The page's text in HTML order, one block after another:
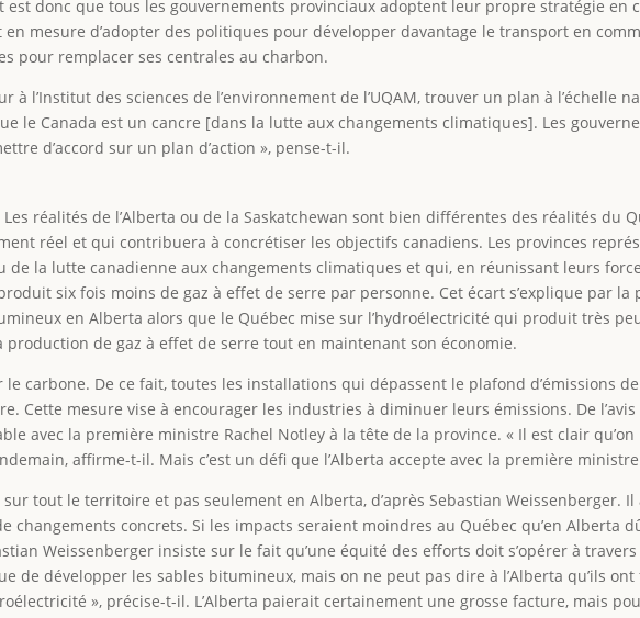
est donc que tous les gouvernements provinciaux adoptent leur propre stratégie en
mesure d’adopter des politiques pour développer davantage le transport en
pour remplacer ses centrales au charbon.
à l’Institut des sciences de l’environnement de l’UQAM, trouver un plan à l’échelle
le Canada est un cancre [dans la lutte aux changements climatiques]. Les
d’accord sur un plan d’action », pense-t-il.
réalités de l’Alberta ou de la Saskatchewan sont bien différentes des réalités du
réel et qui contribuera à concrétiser les objectifs canadiens. Les provinces
la lutte canadienne aux changements climatiques et qui, en réunissant leurs
six fois moins de gaz à effet de serre par personne. Cet écart s’explique par la
en Alberta alors que le Québec mise sur l’hydroélectricité qui produit très
production de gaz à effet de serre tout en maintenant son économie.
le carbone. De ce fait, toutes les installations qui dépassent le plafond d’émissions
Cette mesure vise à encourager les industries à diminuer leurs émissions. De l’avis
avec la première ministre Rachel Notley à la tête de la province. « Il est clair
affirme-t-il. Mais c’est un défi que l’Alberta accepte avec la première
tout le territoire et pas seulement en Alberta, d’après Sebastian Weissenberger.
changements concrets. Si les impacts seraient moindres au Québec qu’en Alberta
Weissenberger insiste sur le fait qu’une équité des efforts doit s’opérer à travers
de développer les sables bitumineux, mais on ne peut pas dire à l’Alberta qu’ils
», précise-t-il. L’Alberta paierait certainement une grosse facture, mais